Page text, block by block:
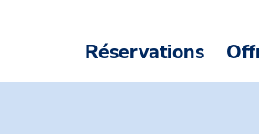
Réservations